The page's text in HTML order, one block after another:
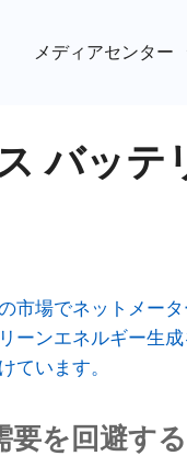
メディアセンター
バッテ
市場でネットメー
ーンエネルギー生
ています。
要を回避する